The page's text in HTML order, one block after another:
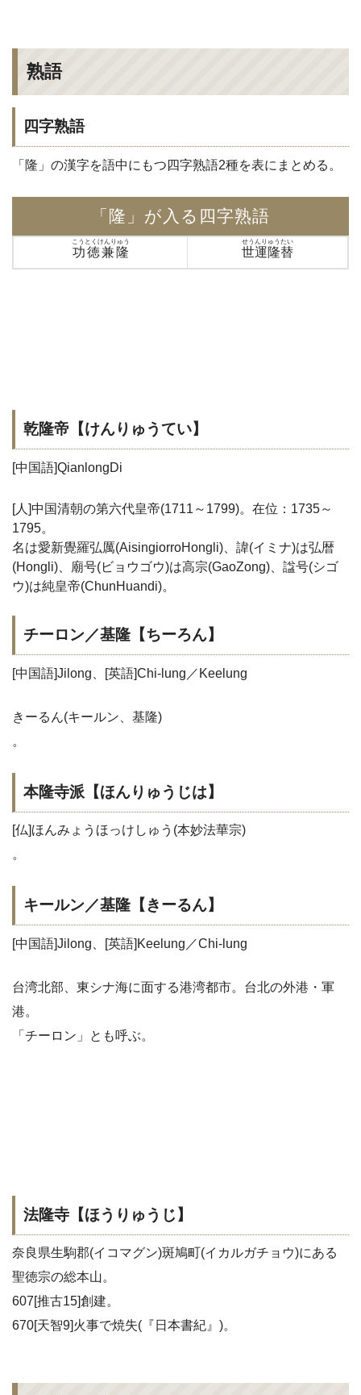
熟語
四字熟語
「隆」の漢字を語中にもつ四字熟語2種を表にまとめる。
「隆」が入る四字熟語
功徳兼隆
こうとくけんりゅう
世運隆替
せうんりゅうたい
乾隆帝【けんりゅうてい】
[中国語]QianlongDi
[人]中国清朝の第六代皇帝(1711～1799)。在位：1735～
1795。
名は愛新覺羅弘厲(AisingiorroHongli)、諱(イミナ)は弘暦
(Hongli)、廟号(ビョウゴウ)は高宗(GaoZong)、諡号(シゴ
ウ)は純皇帝(ChunHuandi)。
チーロン／基隆【ちーろん】
[中国語]Jilong、[英語]Chi-lung／Keelung
きーるん(キールン、基隆)
。
本隆寺派【ほんりゅうじは】
[仏]ほんみょうほっけしゅう(本妙法華宗)
。
キールン／基隆【きーるん】
[中国語]Jilong、[英語]Keelung／Chi-lung
台湾北部、東シナ海に面する港湾都市。台北の外港・軍
港。
「チーロン」とも呼ぶ。
法隆寺【ほうりゅうじ】
奈良県生駒郡(イコマグン)斑鳩町(イカルガチョウ)にある
聖徳宗の総本山。
607[推古15]創建。
670[天智9]火事で焼失(『日本書紀』)。